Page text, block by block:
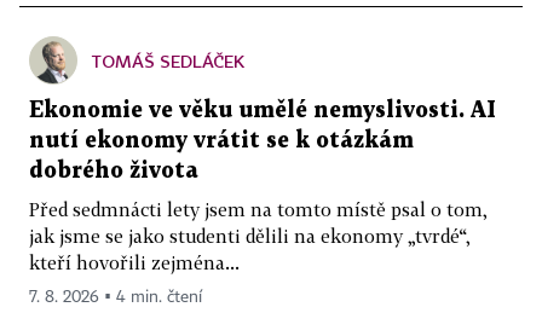
TOMÁŠ SEDLÁČEK
Ekonomie ve věku umělé nemyslivosti. AI
nutí ekonomy vrátit se k otázkám
dobrého života
Před sedmnácti lety jsem na tomto místě psal o tom,
jak jsme se jako studenti dělili na ekonomy „tvrdé“,
kteří hovořili zejména...
7. 8. 2026 ▪ 4 min. čtení